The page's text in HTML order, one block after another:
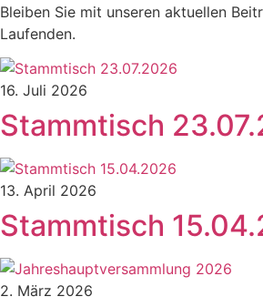
Bleiben Sie mit unseren aktuellen
Laufenden.
16. Juli 2026
Stammtisch
13. April 2026
Stammtisch
2. März 2026